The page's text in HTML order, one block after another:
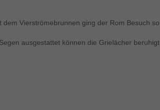
Vierströmebrunnen ging der Rom Besuch
ausgestattet können die Grielächer